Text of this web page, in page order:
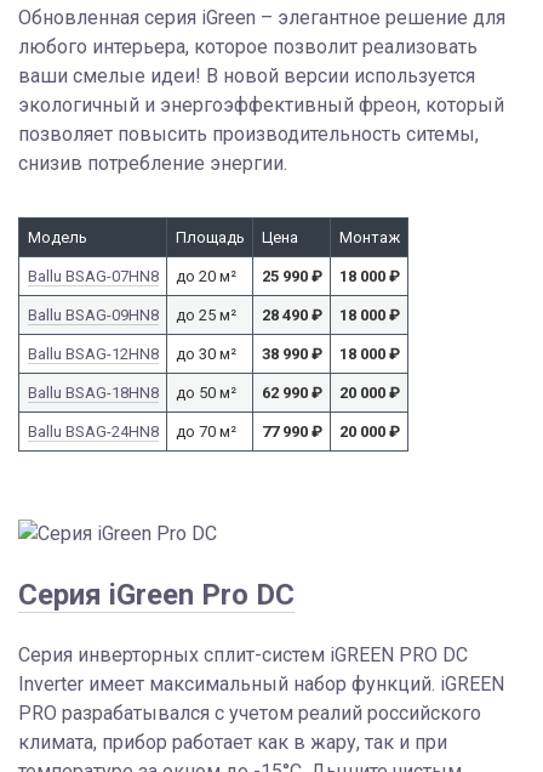
Обновленная серия iGreen – элегантное решение для
любого интерьера, которое позволит реализовать
ваши смелые идеи! В новой версии используется
экологичный и энергоэффективный фреон, который
позволяет повысить производительность ситемы,
снизив потребление энергии.
Модель Площадь Цена Монтаж
Ballu BSAG-07HN8 до 20 м² 25 990 ₽ 18 000 ₽
Ballu BSAG-09HN8 до 25 м² 28 490 ₽ 18 000 ₽
Ballu BSAG-12HN8 до 30 м² 38 990 ₽ 18 000 ₽
Ballu BSAG-18HN8 до 50 м² 62 990 ₽ 20 000 ₽
Ballu BSAG-24HN8 до 70 м² 77 990 ₽ 20 000 ₽
Серия iGreen Pro DC
Серия инверторных сплит-систем iGREEN PRO DC
Inverter имеет максимальный набор функций. iGREEN
PRO разрабатывался с учетом реалий российского
климата, прибор работает как в жару, так и при